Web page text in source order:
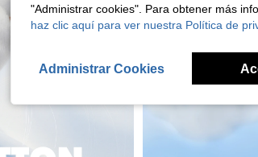
"Administrar cookies". Para obtener más
haz clic aquí para ver nuestra Política de
Administrar Cookies